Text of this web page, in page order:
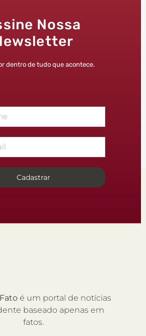
Nossa
dentro de tudo que acontece.
Cadastrar
é um portal de notícias
baseado apenas em
fatos.